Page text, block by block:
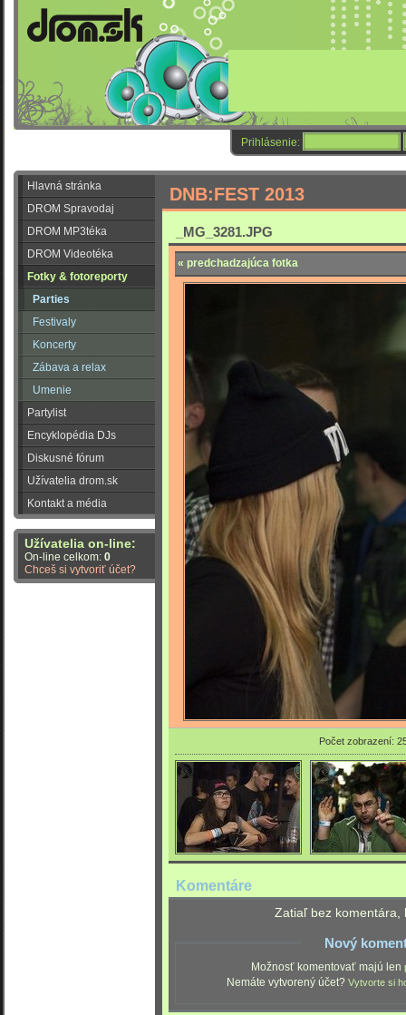
Prihlásenie:
Hlavná stránka
DROM Spravodaj
DROM MP3téka
DROM Videotéka
Fotky & fotoreporty
Parties
Festivaly
Koncerty
Zábava a relax
Umenie
Partylist
Encyklopédia DJs
Diskusné fórum
Užívatelia drom.sk
Kontakt a média
Užívatelia on-line:
On-line celkom: 0
Chceš si vytvoriť účet?
DNB:FEST 2013
_MG_3281.JPG
« predchadzajúca fotka
Počet zobrazení:
Komentáre
Zatiaľ bez komentára,
Nový
Možnosť komentovať majú len
Nemáte vytvorený účet? Vytvorte si